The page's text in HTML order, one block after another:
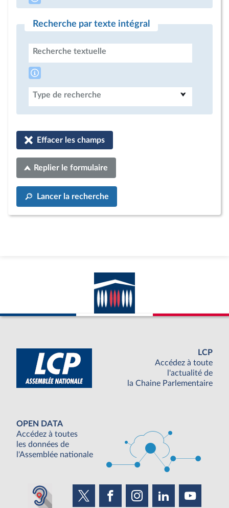
Recherche par texte intégral
Recherche textuelle
Type de recherche
Effacer les champs
Replier le formulaire
Lancer la recherche
LCP
Accédez à toute
l'actualité de
la Chaine Parlementaire
OPEN DATA
Accédez à toutes
les données de
l'Assemblée nationale